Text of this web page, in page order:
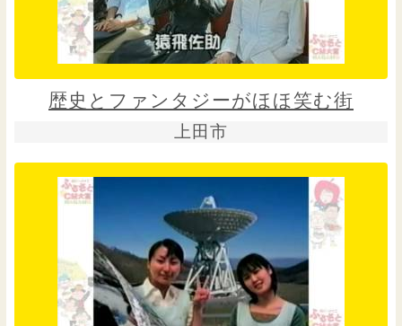
歴史とファンタジーがほほ笑む街
上田市